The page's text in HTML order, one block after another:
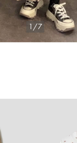
1/7